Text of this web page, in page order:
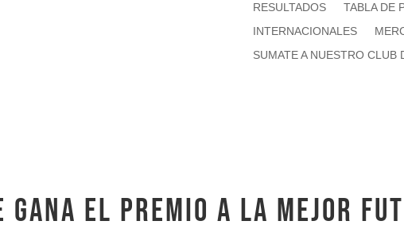
RESULTADOS
TABLA DE
INTERNACIONALES
SUMATE A NUESTRO CLUB
gana el premio a la mejor